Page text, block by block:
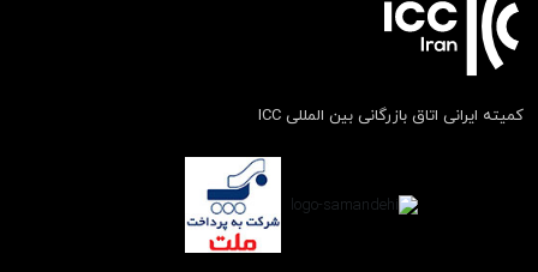
کمیته ایرانی اتاق بازرگانی بین المللی ICC